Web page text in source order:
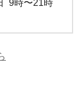
9時〜21時